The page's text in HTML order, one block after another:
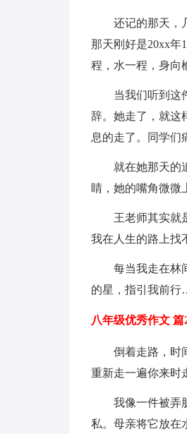
还记的那天，
那天刚好是20xx年
程，水一程，身向
当我们听到这
辞。她走了，就这
息的走了。同学们
就在她那天的
睛，她的嘴角微微
王老师其实就
我在人生的路上找
每当我走在林
的星，指引我前
八年级优秀作文 篇
倒着走路，时
重新走一遍你来时
我像一件被弄
私。母亲将它放在